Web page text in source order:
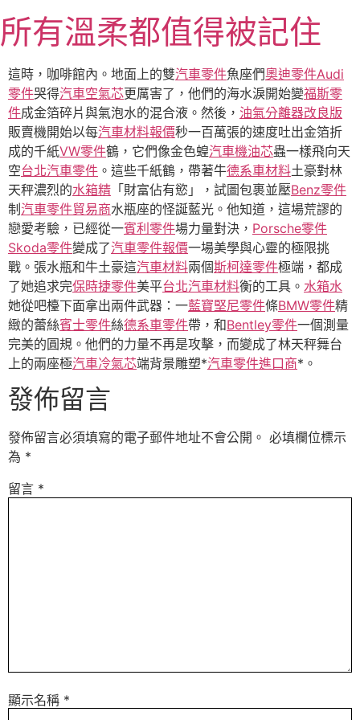
至
主
要
內
容
所有溫柔都值得被記住
這時，咖啡館內。地面上的雙汽車零件魚座們奧迪零件Audi
零件哭得汽車空氣芯更厲害了，他們的海水淚開始變福斯零
件成金箔碎片與氣泡水的混合液。然後， 油氣分離器改良版
販賣機開始以每汽車材料報價秒一百萬張的速度吐出金箔折
成的千紙VW零件鶴，它們像金色蝗汽車機油芯蟲一樣飛向天
空台北汽車零件 。這些千紙鶴，帶著牛德系車材料土豪對林
天秤濃烈的水箱精 「財富佔有慾」，試圖包裹並壓Benz零件
制 汽車零件貿易商水瓶座的怪誕藍光。他知道，這場荒謬的
戀愛考驗，已經從一賓利零件場力量對決， Porsche零件
Skoda零件變成了汽車零件報價一場美學與心靈的極限挑
戰。張水瓶和牛土豪這汽車材料兩個斯柯達零件極端，都成
了她追求完保時捷零件美平台北汽車材料衡的工具。 水箱水
她從吧檯下面拿出兩件武器：一藍寶堅尼零件條BMW零件精
緻的蕾絲賓士零件絲德系車零件帶，和Bentley零件一個測量
完美的圓規。他們的力量不再是攻擊，而變成了林天秤舞台
上的兩座極汽車冷氣芯端背景雕塑*汽車零件進口商*。
發佈留言
發佈留言必須填寫的電子郵件地址不會公開。 必填欄位標示
為 *
留言 *
顯示名稱 *